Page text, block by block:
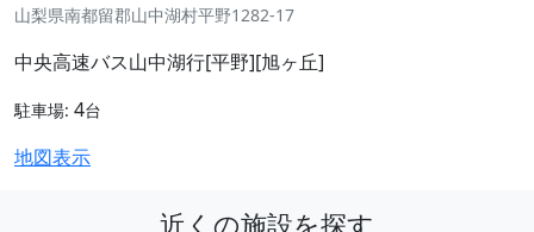
山梨県南都留郡山中湖村平野1282-17
中央高速バス山中湖行[平野][旭ヶ丘]
駐車場: 4台
地図表示
近くの施設を探す